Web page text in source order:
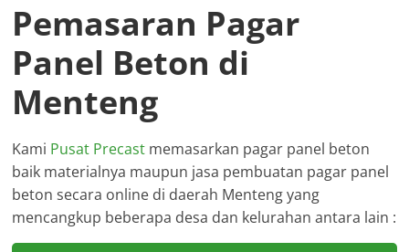
Pemasaran Pagar
Panel Beton di
Menteng
Kami Pusat Precast memasarkan pagar panel beton
baik materialnya maupun jasa pembuatan pagar panel
beton secara online di daerah Menteng yang
mencangkup beberapa desa dan kelurahan antara lain :